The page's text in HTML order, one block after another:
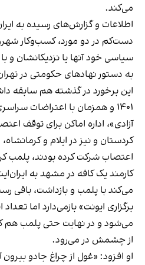
می‌کند.
اطلاعات و گزارش‌های رسیده به
دست‌کم در دو مورد، کسب‌وکار
سیاسی خود آنها یا نزدیکانشان و
به دستور نهادهای حکومتی در
این برخورد در گذشته هم سابقه
۱۴۰۱ و همزمان با اعتراضات
آزادی»، اداره اماکن برای توقف
کردستان و نیز در ایلام و
اعتصاب شرکت کرده بودند، پلمب
کارمند یک کافه در مشهد به
می‌کند با پلمب و بازداشت، باقی
برگزاری ایونت» بازمی‌دارد اما
می‌شود و در نهایت حتی پلمب هم
از چشمش در می‌رود.
او افزود: «غول از چراغ جادو بیرون